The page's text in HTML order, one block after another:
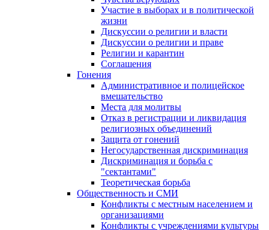
Участие в выборах и в политической
жизни
Дискуссии о религии и власти
Дискуссии о религии и праве
Религии и карантин
Соглашения
Гонения
Административное и полицейское
вмешательство
Места для молитвы
Отказ в регистрации и ликвидация
религиозных объединений
Защита от гонений
Негосударственная дискриминация
Дискриминация и борьба с
"сектантами"
Теоретическая борьба
Общественность и СМИ
Конфликты с местным населением и
организациями
Конфликты с учреждениями культуры